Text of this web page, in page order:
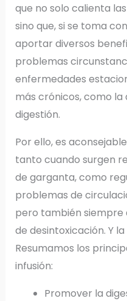
que no solo calienta
sino que, si se toma
aportar diversos
problemas
enfermedades
más crónicos, como
digestión.
Por ello, es
tanto cuando surgen
de garganta, como
problemas de
pero también siempre
de desintoxicación. Y
Resumamos los
infusión:
Promover la